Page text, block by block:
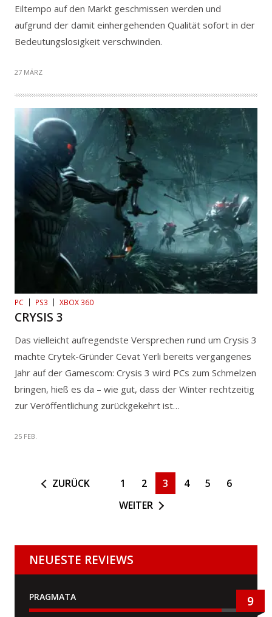
Eiltempo auf den Markt geschmissen werden und
aufgrund der damit einhergehenden Qualität sofort in der
Bedeutungslosigkeit verschwinden.
27 MÄRZ
PC PS3 XBOX 360
CRYSIS 3
Das vielleicht aufregendste Versprechen rund um Crysis 3
machte Crytek-Gründer Cevat Yerli bereits vergangenes
Jahr auf der Gamescom: Crysis 3 wird PCs zum Schmelzen
bringen, hieß es da – wie gut, dass der Winter rechtzeitig
zur Veröffentlichung zurückgekehrt ist…
25 FEB.
ZURÜCK 1 2 3 4 5
6
WEITER
NEUESTE REVIEWS
PRAGMATA 9